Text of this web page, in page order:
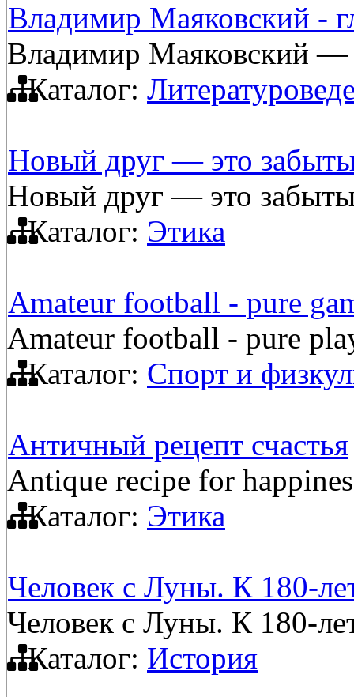
Владимир Маяковский -
Владимир Маяковский —
Каталог:
Новый друг — это
Новый друг — это
Каталог: Этика
Amateur football - pure
Amateur football - pure
Каталог: Спорт и
Античный рецепт счастья
Antique recipe for
Каталог: Этика
Человек с Луны. К 180-
Человек с Луны. К 180-
Каталог: История